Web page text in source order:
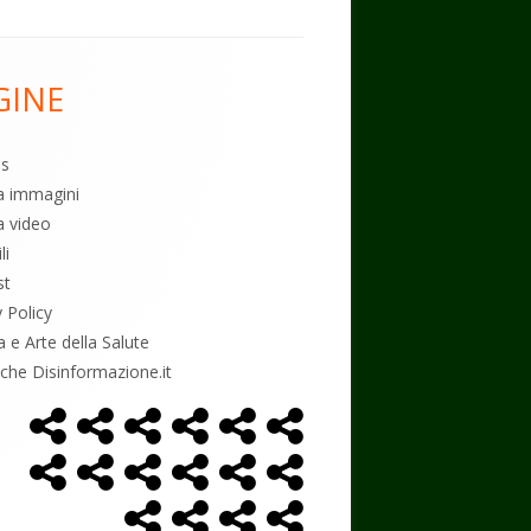
immagini
video
Policy
e Arte della Salute
Disinformazione.it
Menù
social
link
Home
Page
Alimentazione
AmbienteBambiniBiodecodifica
Cancro
ControlloEconomiaEsoterismo
FarmaciMassoneria
NWO
PoliticaSaluteStoriaPodcast